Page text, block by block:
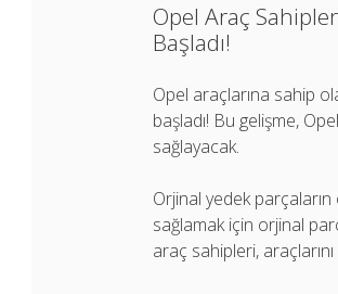
Opel Araç
Başladı!
Opel araçlarına sahip
başladı! Bu gelişme,
sağlayacak.
Orjinal yedek parçaların
sağlamak için orjinal
araç sahipleri,